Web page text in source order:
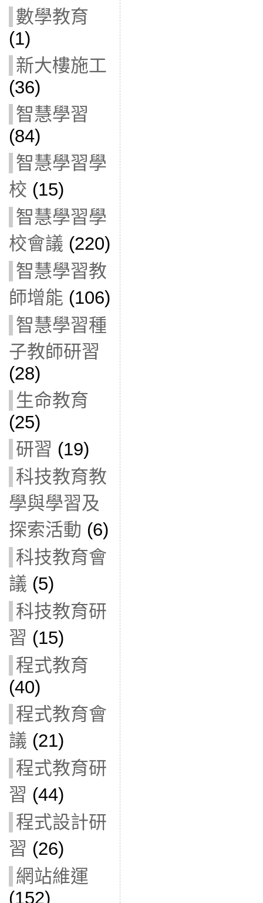
數學教育
(1)
新大樓施工
(36)
智慧學習
(84)
智慧學習學
校 (15)
智慧學習學
校會議 (220)
智慧學習教
師增能 (106)
智慧學習種
子教師研習
(28)
生命教育
(25)
研習 (19)
科技教育教
學與學習及
探索活動 (6)
科技教育會
議 (5)
科技教育研
習 (15)
程式教育
(40)
程式教育會
議 (21)
程式教育研
習 (44)
程式設計研
習 (26)
網站維運
(152)